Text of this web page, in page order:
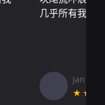
几乎所有我需
Jan V